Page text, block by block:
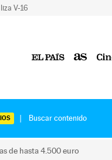
V-16
de hasta 4.500 euro